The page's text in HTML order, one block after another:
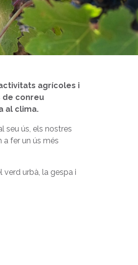
agrícoles i
de conreu
al clima.
seu ús, els nostres
a fer un ús més
verd urbà, la gespa i